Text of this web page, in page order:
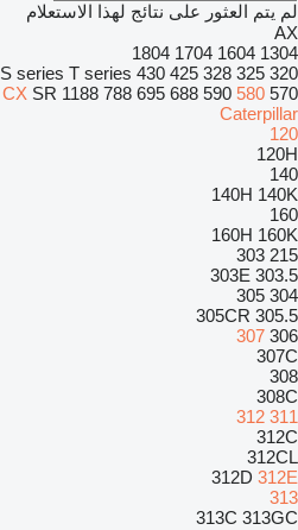
لم يتم العثور على نتائج لهذا الاستعلام
AX
1304
1604
1704
1804
320
325
328
425
430
S series T series
570
580
590
688
695
788
1188
CX SR
Caterpillar
120
120H
140
140H 140K
160
160H 160K
215
303
303.5
303E
304
305
305.5
305CR
306
307
307C
308
308C
311
312
312C
312CL
312D 312E
313
313C 313GC